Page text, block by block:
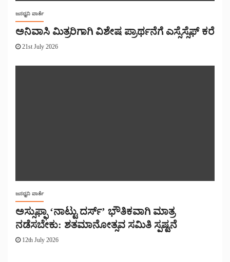
ಜನಧ್ವನಿ ವಾರ್ತೆ
ಅನಿವಾಸಿ ಮಿತ್ರರಿಗಾಗಿ ವಿಶೇಷ ಪ್ರಾರ್ಥನೆಗೆ ಎಸ್ಸೆಸ್ಸೆಫ್ ಕರೆ
21st July 2026
ಜನಧ್ವನಿ ವಾರ್ತೆ
ಅಸ್ಸುಫ್ಫಾ ‘ನಾಟ್ಟು ದರ್ಸ್’ ಭೌತಿಕವಾಗಿ ಮಾತ್ರ
ನಡೆಸಬೇಕು: ಶತಮಾನೋತ್ಸವ ಸಮಿತಿ ಸ್ಪಷ್ಟನೆ
12th July 2026